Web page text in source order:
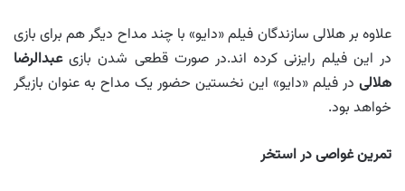
علاوه بر هلالی سازندگان فیلم «دایو» با چند مداح دیگر هم برای بازی
در این فیلم رایزنی کرده اند.در صورت قطعی شدن بازیعبدالرضا
هلالی در فیلم «دایو» این نخستین حضور یک مداح به عنوان بازیگر
خواهد بود.
تمرین غواصی در استخر